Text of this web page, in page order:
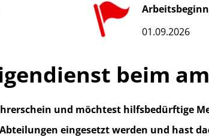
Arbeitsbeginn
01.09.2026
beim
und möchtest hilfsbedürftige
eingesetzt werden und hast